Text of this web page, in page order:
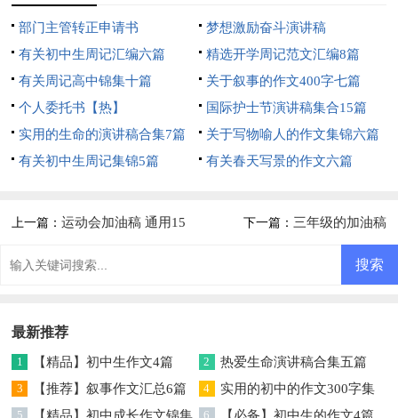
部门主管转正申请书
梦想激励奋斗演讲稿
有关初中生周记汇编六篇
精选开学周记范文汇编8篇
有关周记高中锦集十篇
关于叙事的作文400字七篇
个人委托书【热】
国际护士节演讲稿集合15篇
实用的生命的演讲稿合集7篇
关于写物喻人的作文集锦六篇
有关初中生周记集锦5篇
有关春天写景的作文六篇
上一篇：运动会加油稿 通用15 下一篇： 三年级的加油稿
最新推荐
1 【精品】初中生作文4篇 2 热爱生命演讲稿合集五篇
3 【推荐】叙事作文汇总6篇 4
实用的初中的作文300字集
锦五篇
5
【精品】初中成长作文锦集
6 【必备】初中生的作文4篇